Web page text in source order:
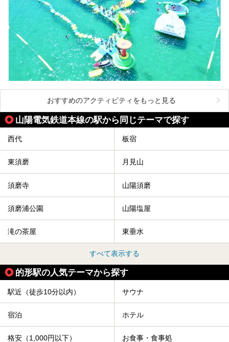
おすすめのアクティビティをもっと見る
山陽電気鉄道本線の駅から同じテーマで探す
西代 板宿
東須磨 月見山
須磨寺 山陽須磨
須磨浦公園 山陽塩屋
滝の茶屋 東垂水
すべて表示する
的形駅の人気テーマから探す
駅近（徒歩10分以内） サウナ
宿泊 ホテル
格安（1,000円以下） お食事・食事処